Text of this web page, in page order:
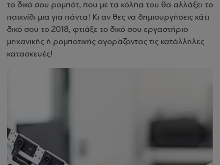
το δικό σου ρομπότ, που με τα κόλπα του θα αλλάξει το
παιχνίδι μια για πάντα! Κι αν θες να δημιουργήσεις κάτι
δικό σου το 2018, φτιάξε το δικό σου εργαστήριο
μηχανικής ή ρομποτικής αγοράζοντας τις κατάλληλες
κατασκευές!